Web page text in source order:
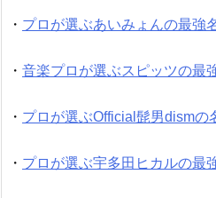
・ プロが選ぶあいみょんの最強
・ 音楽プロが選ぶスピッツの最
・ プロが選ぶOfficial髭男dismの
・ プロが選ぶ宇多田ヒカルの最